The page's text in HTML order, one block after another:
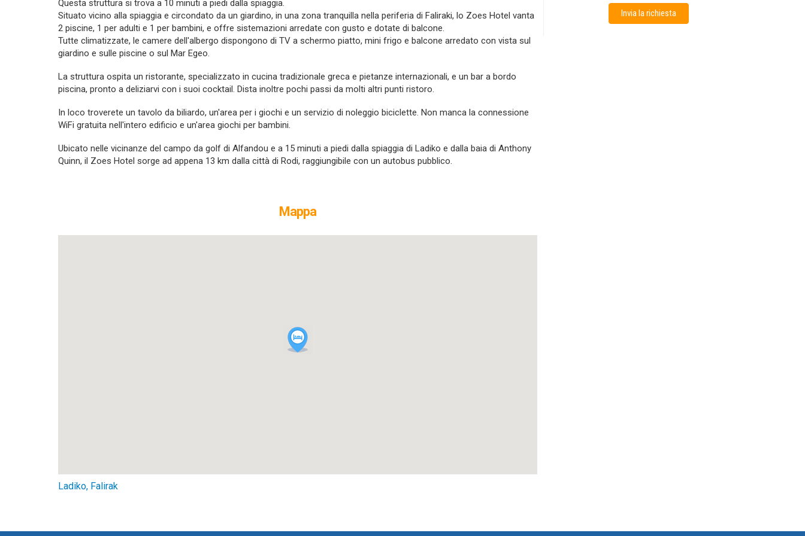
Questa struttura si trova a 10 minuti a piedi dalla spiaggia.
Situato vicino alla spiaggia e circondato da un giardino, in una zona tranquilla nella periferia di Faliraki, lo Zoes Hotel vanta
2 piscine, 1 per adulti e 1 per bambini, e offre sistemazioni arredate con gusto e dotate di balcone.
Tutte climatizzate, le camere dell'albergo dispongono di TV a schermo piatto, mini frigo e balcone arredato con vista sul
giardino e sulle piscine o sul Mar Egeo.
La struttura ospita un ristorante, specializzato in cucina tradizionale greca e pietanze internazionali, e un bar a bordo
piscina, pronto a deliziarvi con i suoi cocktail. Dista inoltre pochi passi da molti altri punti ristoro.
In loco troverete un tavolo da biliardo, un'area per i giochi e un servizio di noleggio biciclette. Non manca la connessione
WiFi gratuita nell'intero edificio e un'area giochi per bambini.
Ubicato nelle vicinanze del campo da golf di Alfandou e a 15 minuti a piedi dalla spiaggia di Ladiko e dalla baia di Anthony
Quinn, il Zoes Hotel sorge ad appena 13 km dalla città di Rodi, raggiungibile con un autobus pubblico.
Mappa
Ladiko, Falirak
Invia la richiesta